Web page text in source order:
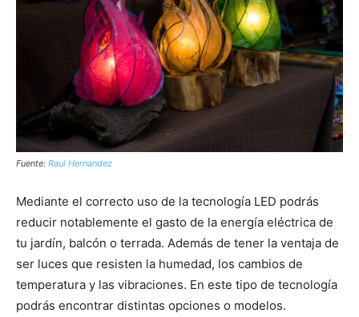
Fuente: Raul Hernandez
Mediante el correcto uso de la tecnología LED podrás
reducir notablemente el gasto de la energía eléctrica de
tu jardín, balcón o terrada. Además de tener la ventaja de
ser luces que resisten la humedad, los cambios de
temperatura y las vibraciones. En este tipo de tecnología
podrás encontrar distintas opciones o modelos.